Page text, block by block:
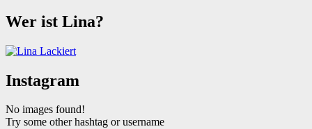
Wer ist Lina?
Instagram
No images found!
Try some other hashtag or username